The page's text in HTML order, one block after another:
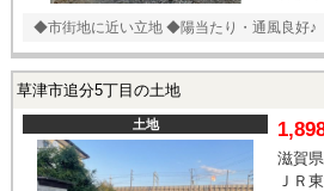
◆市街地に近い立地 ◆陽当たり・通風良好♪
草津市追分5丁目の土地
土地
滋賀
ＪＲ